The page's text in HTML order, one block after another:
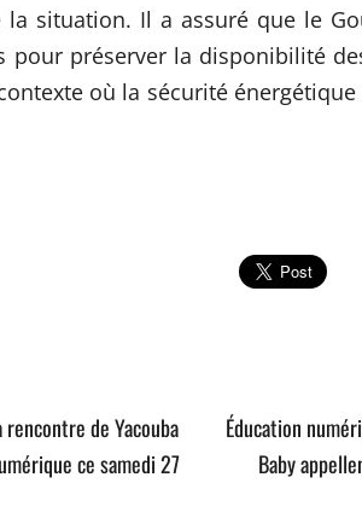
la situation. Il a assuré que le
pour préserver la disponibilité
où la sécurité
de Yacouba
ce samedi 27
Éducation
Baby